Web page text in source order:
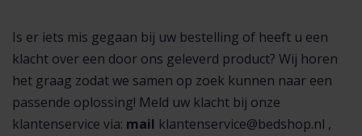
Is er iets mis gegaan bij uw bestelling of heeft u een
klacht over een door ons geleverd product? Wij horen
het graag zodat we samen op zoek kunnen naar een
passende oplossing! Meld uw klacht bij onze
klantenservice via: mail klantenservice@bedshop.nl ,